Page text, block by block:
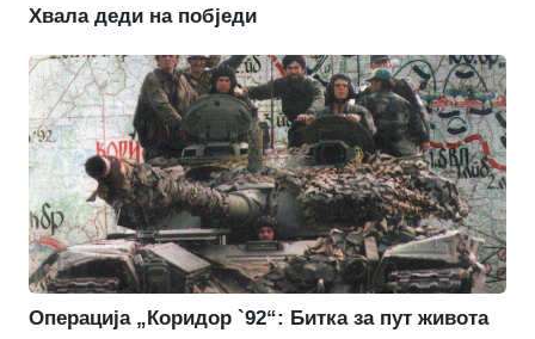
Хвала деди на побједи
Операција „Коридор `92“: Битка за пут живота